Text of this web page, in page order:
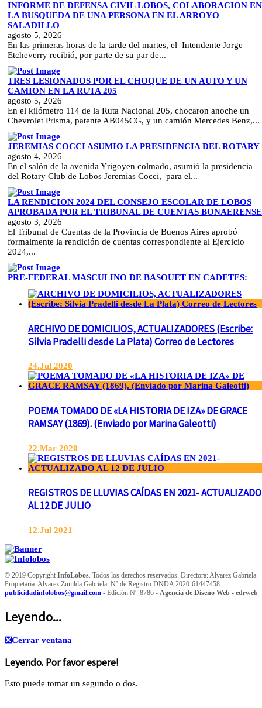
INFORME DE DEFENSA CIVIL LOBOS, COLABORACION EN
LA BUSQUEDA DE UNA PERSONA EN EL ARROYO
SALADILLO
agosto 5, 2026
En las primeras horas de la tarde del martes, el Intendente Jorge
Etcheverry recibió, por parte de su par de...
TRES LESIONADOS POR EL CHOQUE DE UN AUTO Y UN
CAMION EN LA RUTA 205
agosto 5, 2026
En el kilómetro 114 de la Ruta Nacional 205, chocaron anoche un
Chevrolet Prisma, patente AB045CG, y un camión Mercedes Benz,...
JEREMIAS COCCI ASUMIO LA PRESIDENCIA DEL ROTARY
agosto 4, 2026
En el salón de la avenida Yrigoyen colmado, asumió la presidencia
del Rotary Club de Lobos Jeremías Cocci, para el...
LA RENDICION 2024 DEL CONSEJO ESCOLAR DE LOBOS
APROBADA POR EL TRIBUNAL DE CUENTAS BONAERENSE
agosto 3, 2026
El Tribunal de Cuentas de la Provincia de Buenos Aires aprobó
formalmente la rendición de cuentas correspondiente al Ejercicio
2024,...
PRE-FEDERAL MASCULINO DE BASQUET EN CADETES:
ATHLETIC JUEGA EL TRIANGULAR FINAL
agosto 6, 2026
Por el torneo Pre-federal de Básquet, el equipo de Cadetes de
ARCHIVO DE DOMICILIOS, ACTUALIZADORES (Escribe:
Silvia Pradelli desde La Plata) Correo de Lectores
24.Jul 2020
POEMA TOMADO DE «LA HISTORIA DE IZA» DE GRACE
RAMSAY (1869). (Enviado por Marina Galeotti)
22.Mar 2020
REGISTROS DE LLUVIAS CAÍDAS EN 2021- ACTUALIZADO
AL 12 DE JULIO
12.Jul 2021
© 2019 Copyright InfoLobos. Todos los derechos reservados. Directora: Alvarez Gabriela.
Propietaria: Alvarez Zunilda Gabriela. Nº de Registro DNDA 2020-61447458.
publicidadinfolobos@gmail.com - Edición N° 8786 - Agencia de Diseńo Web - edrweb
Leyendo...
❎Cerrar ventana
Leyendo. Por favor espere!
Esto puede tomar un segundo o dos.